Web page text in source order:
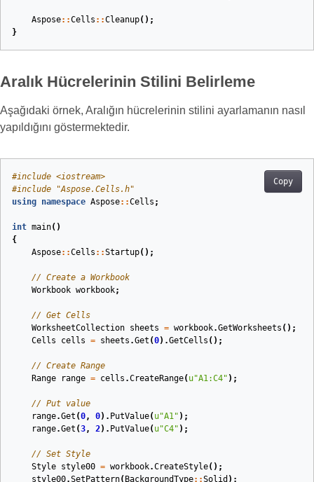
Aspose::Cells ::Cleanup();
}
Aralık Hücrelerinin Stilini Belirleme
Aşağıdaki örnek, Aralığın hücrelerinin stilini ayarlamanın nasıl
yapıldığını göstermektedir.
Copy
#include <iostream>
#include
"Aspose.Cells.h"
using namespace Aspose::Cells ;
int main()
{
Aspose::Cells ::Startup();
// Create a Workbook
Workbook workbook;
// Get Cells
WorksheetCollection sheets = workbook.GetWorksheets ();
Cells
cells = sheets .Get (0).GetCells ();
// Create Range
Range
range = cells .CreateRange( u"A1:C4" );
// Put value
range.Get (0, 0). PutValue( u"A1" );
range.Get (3, 2). PutValue( u"C4" );
// Set Style
Style style00 = workbook.CreateStyle();
style00.SetPattern( BackgroundType::Solid );